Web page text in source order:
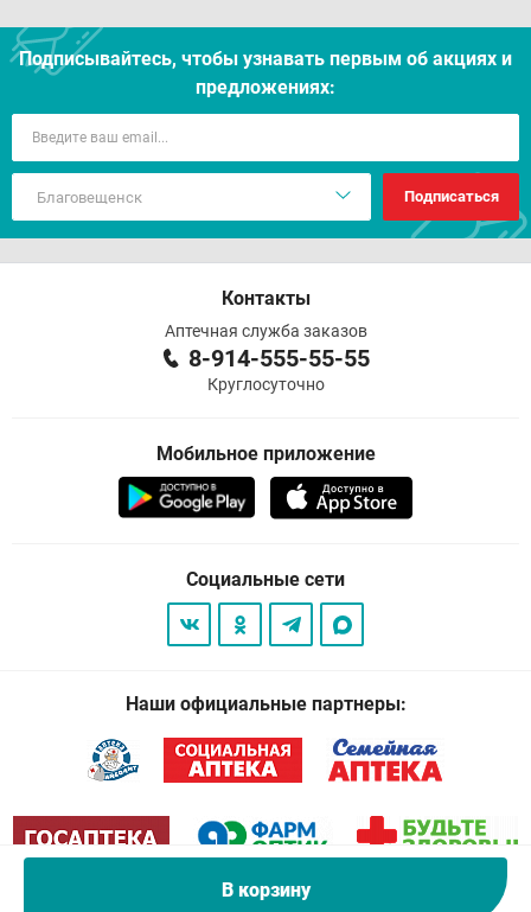
В корзину
Подписывайтесь, чтобы узнавать первым об акцияx и
предложениях:
Подписаться
Контакты
Аптечная служба заказов
8-914-555-55-55
Круглосуточно
Мобильное приложение
Социальные сети
Наши официальные партнеры: